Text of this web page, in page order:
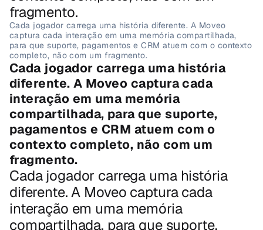
fragmento.
Cada jogador carrega uma história diferente. A Moveo
captura cada interação em uma memória compartilhada,
para que suporte, pagamentos e CRM atuem com o contexto
completo, não com um fragmento.
Cada jogador carrega uma história
diferente. A Moveo captura cada
interação em uma memória
compartilhada, para que suporte,
pagamentos e CRM atuem com o
contexto completo, não com um
fragmento.
Cada jogador carrega uma história
diferente. A Moveo captura cada
interação em uma memória
compartilhada, para que suporte,